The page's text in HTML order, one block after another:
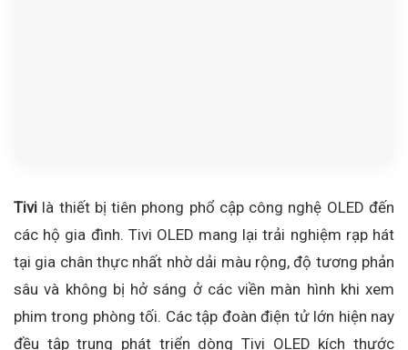
Tivi là thiết bị tiên phong phổ cập công nghệ OLED đến
các hộ gia đình. Tivi OLED mang lại trải nghiệm rạp hát
tại gia chân thực nhất nhờ dải màu rộng, độ tương phản
sâu và không bị hở sáng ở các viền màn hình khi xem
phim trong phòng tối. Các tập đoàn điện tử lớn hiện nay
đều tập trung phát triển dòng Tivi OLED kích thước